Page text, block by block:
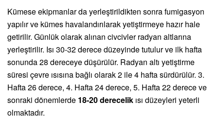
Kümese ekipmanlar da yerleştirildikten sonra fumigasyon
yapılır ve kümes havalandırılarak yetiştirmeye hazır hale
getirilir. Günlük olarak alınan civcivler radyan altlarına
yerleştirilir. Isı 30-32 derece düzeyinde tutulur ve ilk hafta
sonunda 28 dereceye düşürülür. Radyan altı yetiştirme
süresi çevre ısısına bağlı olarak 2 ile 4 hafta sürdürülür. 3.
Hafta 26 derece, 4. Hafta 24 derece, 5. Hafta 22 derece ve
sonraki dönemlerde 18-20 derecelik ısı düzeyleri yeterli
olmaktadır.